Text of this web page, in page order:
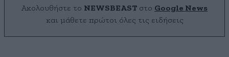
Ακολουθήστε το NEWSBEAST στο Google News
και μάθετε πρώτοι όλες τις ειδήσεις